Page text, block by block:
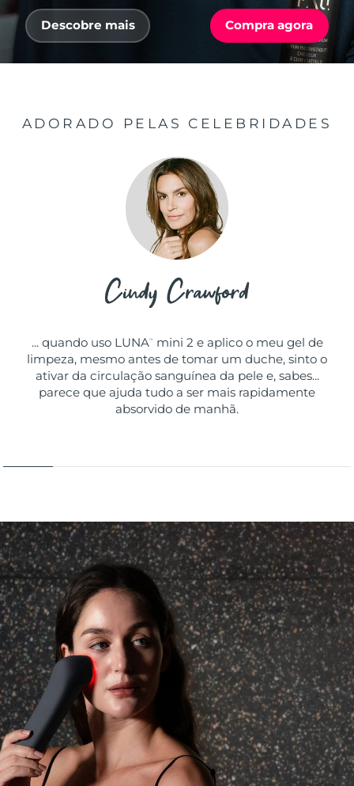
Descobre mais Compra agora
ADORADO PELAS CELEBRIDADES
... quando uso LUNA ™
mini 2 e aplico o meu gel de
limpeza, mesmo antes de tomar um duche, sinto o
ativar da circulação sanguínea da pele e, sabes...
parece que ajuda tudo a ser mais rapidamente
absorvido de manhã.